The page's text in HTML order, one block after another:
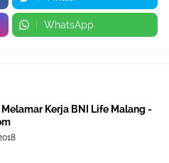
WhatsApp
Kerja BNI Life Malang -